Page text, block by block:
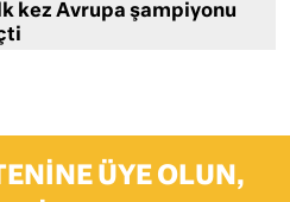
kez Avrupa şampiyonu
ÜYE OLUN,